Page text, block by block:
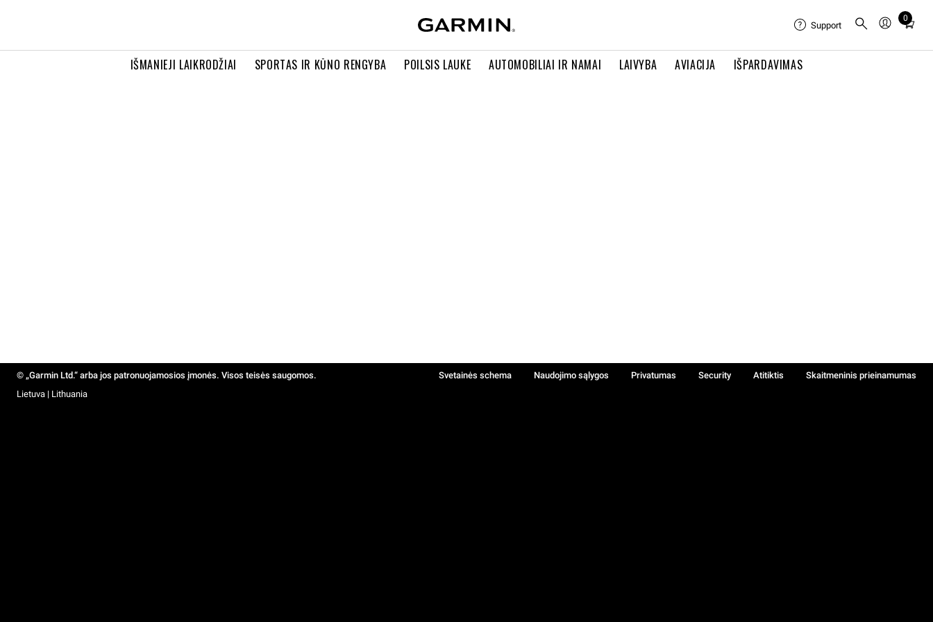
IŠMANIEJI LAIKRODŽIAI SPORTAS IR KŪNO RENGYBA POILSIS LAUKE AUTOMOBILIAI IR NAMAI LAIVYBA AVIACIJA IŠPARDAVIMAS
Support
0
Total
in
© „Garmin Ltd.“ arba jos patronuojamosios įmonės. Visos teisės saugomos. Svetainės schema Naudojimo sąlygos Privatumas Security Atitiktis
Skaitmeninis prieinamumas
Lietuva | Lithuania